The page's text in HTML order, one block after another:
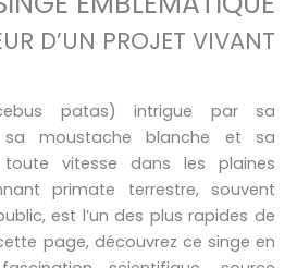
D’UN PROJET VIVANT
patas) intrigue par sa
sa moustache blanche et sa
vitesse dans les plaines
primate terrestre, souvent
est l’un des plus rapides de
page, découvrez ce singe en